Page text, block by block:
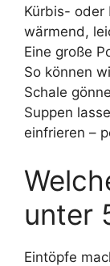
Kürbis- oder
wärmend,
Eine große
So können
Schale
Suppen
einfrieren –
unter
Eintöpfe